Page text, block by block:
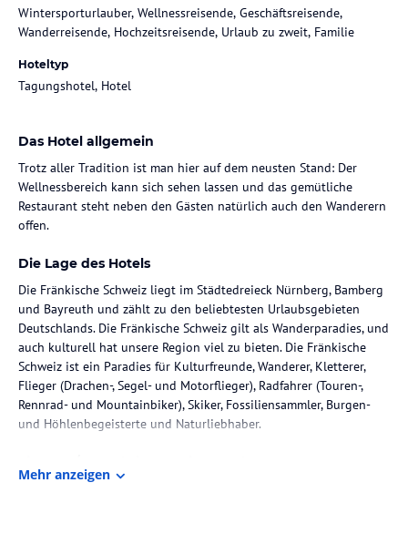
Wintersporturlauber, Wellnessreisende, Geschäftsreisende,
Wanderreisende, Hochzeitsreisende, Urlaub zu zweit, Familie
Hoteltyp
Tagungshotel, Hotel
Das Hotel allgemein
Trotz aller Tradition ist man hier auf dem neusten Stand: Der
Wellnessbereich kann sich sehen lassen und das gemütliche
Restaurant steht neben den Gästen natürlich auch den Wanderern
offen.
Die Lage des Hotels
Die Fränkische Schweiz liegt im Städtedreieck Nürnberg, Bamberg
und Bayreuth und zählt zu den beliebtesten Urlaubsgebieten
Deutschlands. Die Fränkische Schweiz gilt als Wanderparadies, und
auch kulturell hat unsere Region viel zu bieten. Die Fränkische
Schweiz ist ein Paradies für Kulturfreunde, Wanderer, Kletterer,
Flieger (Drachen-, Segel- und Motorflieger), Radfahrer (Touren-,
Rennrad- und Mountainbiker), Skiker, Fossiliensammler, Burgen-
und Höhlenbegeisterte und Naturliebhaber.
Mehr anzeigen